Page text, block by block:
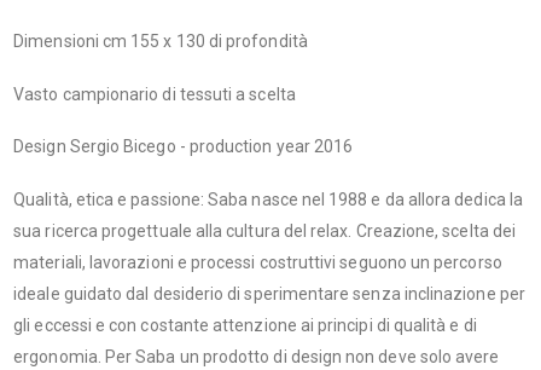
Dimensioni cm 155 x 130 di profondità
Vasto campionario di tessuti a scelta
Design Sergio Bicego - production year 2016
Qualità, etica e passione: Saba nasce nel 1988 e da allora dedica la
sua ricerca progettuale alla cultura del relax. Creazione, scelta dei
materiali, lavorazioni e processi costruttivi seguono un percorso
ideale guidato dal desiderio di sperimentare senza inclinazione per
gli eccessi e con costante attenzione ai principi di qualità e di
ergonomia. Per Saba un prodotto di design non deve solo avere